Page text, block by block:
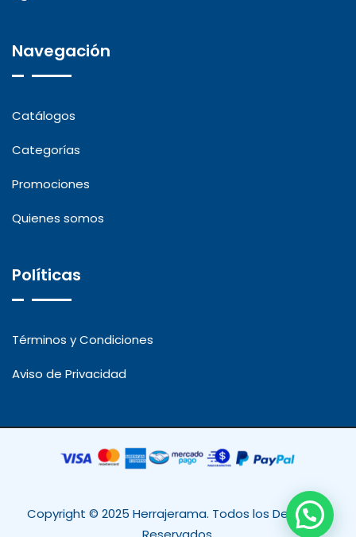
Navegación
Catálogos
Categorías
Promociones
Quienes somos
Políticas
Términos y Condiciones
Aviso de Privacidad
Copyright © 2025 Herrajerama. Todos los Derechos